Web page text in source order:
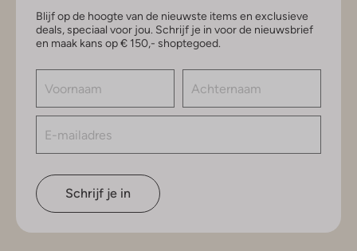
Blijf op de hoogte van de nieuwste items en exclusieve
deals, speciaal voor jou. Schrijf je in voor de nieuwsbrief
en maak kans op € 150,- shoptegoed.
Schrijf je in